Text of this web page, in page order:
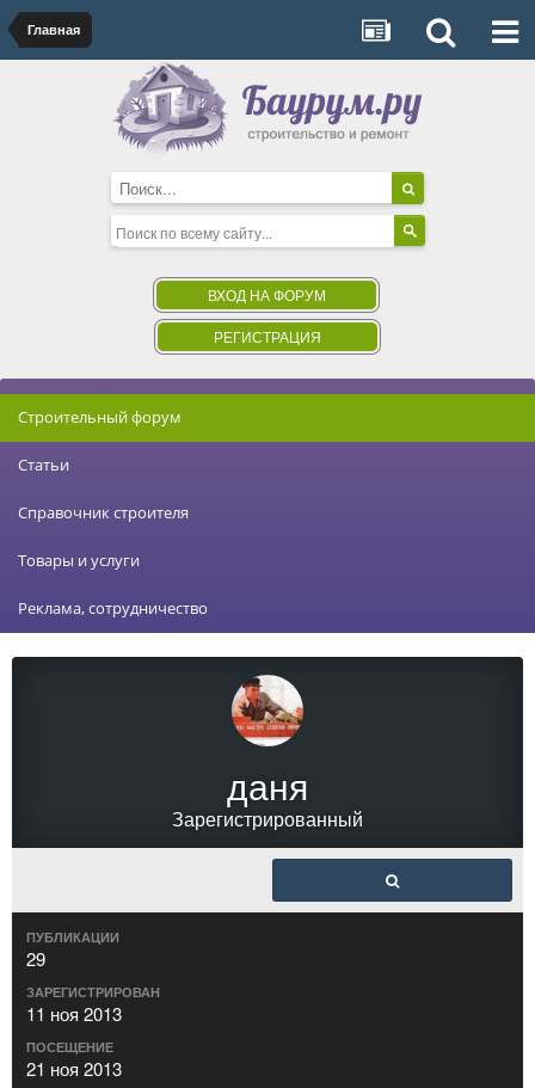
Главная
ВХОД НА ФОРУМ
РЕГИСТРАЦИЯ
Строительный форум
Статьи
Справочник строителя
Товары и услуги
Реклама, сотрудничество
даня
Зарегистрированный
ПУБЛИКАЦИИ
29
ЗАРЕГИСТРИРОВАН
11 ноя 2013
ПОСЕЩЕНИЕ
21 ноя 2013